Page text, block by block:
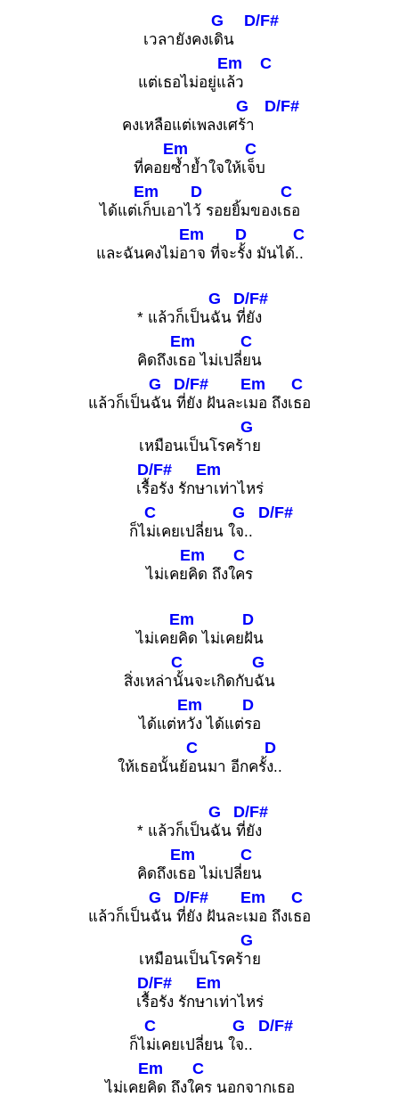
เวลายังคงเ
G
ดิน
D/F#
แต่เธอไม่อยู่แ
Em
ล้ว
C
คงเหลือแต่เพลงเศ
G
ร้า
D/F#
ที่คอย
Em
ซ้ำย้ำใจให้เ
C
จ็บ
ได้แต่เ
Em
ก็บเอาไ
D
ว้ รอยยิ้มของเ
C
ธอ
และฉันคงไม่อ
Em
าจ ที่จะ
D
รั้ง มันได้
C
..
* แล้วก็เป็น
G
ฉัน ที่
D/F#
ยัง
คิดถึงเ
Em
ธอ ไม่เปลี่
C
ยน
แล้วก็เป็น
G
ฉัน ที่
D/F#
ยัง ฝันละเ
Em
มอ ถึงเ
C
ธอ
เหมือนเป็นโรคร้
G
าย
เรื้
D/F#
อรัง รักษ
Em
าเท่าไหร่
ก็ไ
C
ม่เคยเปลี่ยน ใ
G
จ..
D/F#
ไม่เคย
Em
คิด ถึงใ
C
คร
ไม่เคย
Em
คิด ไม่เคย
D
ฝัน
สิ่งเหล่า
C
นั้นจะเกิดกับ
G
ฉัน
ได้แต่ห
Em
วัง ได้แต่
D
รอ
ให้เธอนั้นย้
C
อนมา อีกครั้
D
ง..
* แล้วก็เป็น
G
ฉัน ที่
D/F#
ยัง
คิดถึงเ
Em
ธอ ไม่เปลี่
C
ยน
แล้วก็เป็น
G
ฉัน ที่
D/F#
ยัง ฝันละเ
Em
มอ ถึงเ
C
ธอ
เหมือนเป็นโรคร้
G
าย
เรื้
D/F#
อรัง รักษ
Em
าเท่าไหร่
ก็ไ
C
ม่เคยเปลี่ยน ใ
G
จ..
D/F#
ไม่เคย
Em
คิด ถึงใ
C
คร นอกจากเธอ